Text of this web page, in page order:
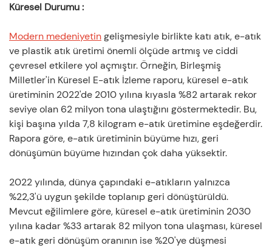
Küresel Durumu:
Modern medeniyetingelişmesiyle birlikte katı atık, e-atık
ve plastik atık üretimi önemli ölçüde artmış ve ciddi
çevresel etkilere yol açmıştır. Örneğin, Birleşmiş
Milletler'in Küresel E-atık İzleme raporu, küresel e-atık
üretiminin 2022'de 2010 yılına kıyasla %82 artarak rekor
seviye olan 62 milyon tona ulaştığını göstermektedir. Bu,
kişi başına yılda 7,8 kilogram e-atık üretimine eşdeğerdir.
Rapora göre, e-atık üretiminin büyüme hızı, geri
dönüşümün büyüme hızından çok daha yüksektir.
2022 yılında, dünya çapındaki e-atıkların yalnızca
%22,3'ü uygun şekilde toplanıp geri dönüştürüldü.
Mevcut eğilimlere göre, küresel e-atık üretiminin 2030
yılına kadar %33 artarak 82 milyon tona ulaşması, küresel
e-atık geri dönüşüm oranının ise %20'ye düşmesi